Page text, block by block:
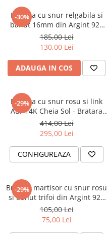
-30%
Bratara cu snur relgabila si
banut 16mm din Argint 925
suflat cu Aur 14K cadou
profesor / invatator
185,00 Lei
130,00 Lei
ADAUGA IN COS
-29%
Bratara cu snur rosu si link
Aur 14K Cheia Sol - Bratara
Cadou Solist / Cantaret
414,00 Lei
295,00 Lei
CONFIGUREAZA
-29%
Bratara martisor cu snur rosu
si banut trifoi din Argint 925
suflat cu Aur 18K - Pentru
doamna invatatoare
105,00 Lei
75,00 Lei